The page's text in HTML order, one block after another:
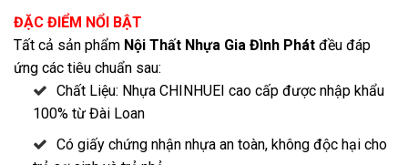
ĐẶC ĐIỂM NỔI BẬT
Tất cả sản phẩm Nội Thất Nhựa Gia Đình Phát đều đáp
ứng các tiêu chuẩn sau:
Chất Liệu: Nhựa CHINHUEI cao cấp được nhập khẩu
100% từ Đài Loan
Có giấy chứng nhận nhựa an toàn, không độc hại cho